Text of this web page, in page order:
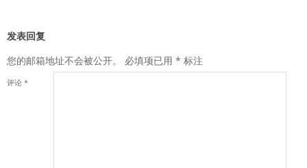
发表回复
您的邮箱地址不会被公开。
必填项已用 * 标注
评论 *